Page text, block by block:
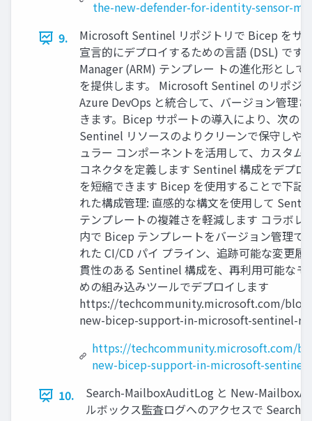
the-new-defender-for-identity-sensor-
9.
Microsoft Sentinel リポジトリで Bicep をサ
宣言的にデプロイするための言語 (DSL) です
Manager (ARM) テンプレー トの進化形とし
を提供します。 Microsoft Sentinel のリポジ
Azure DevOps と統合して、バージョン管理
きます。Bicep サポートの導入により、次の
Sentinel リソースのよりクリーンで保守しや
ュラー コンポーネントを活用して、カスタ
コネクタを定義します Sentinel 構成をデプ
を短縮できます Bicep を使用することで下記
れた構成管理: 直感的な構文を使用して
テンプレートの複雑さを軽減します コラボ
内で Bicep テンプレートをバージョン管理で
れた CI/CD パイ プライン、追跡可能な変更
貫性のある Sentinel 構成を、再利用可能な
めの組み込みツールでデプロイします
https://techcommunity.microsoft.com/
new-bicep-support-in-microsoft-sentinel-
https://techcommunity.microsoft.com/
new-bicep-support-in-microsoft-
10.
Search-MailboxAuditLog と New-
ルボックス監査ログへのアクセスで